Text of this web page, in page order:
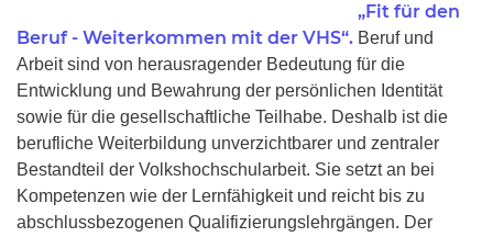
„Fit für den
Beruf - Weiterkommen mit der VHS“. Beruf und
Arbeit sind von herausragender Bedeutung für die
Entwicklung und Bewahrung der persönlichen Identität
sowie für die gesellschaftliche Teilhabe. Deshalb ist die
berufliche Weiterbildung unverzichtbarer und zentraler
Bestandteil der Volkshochschularbeit. Sie setzt an bei
Kompetenzen wie der Lernfähigkeit und reicht bis zu
abschlussbezogenen Qualifizierungslehrgängen. Der